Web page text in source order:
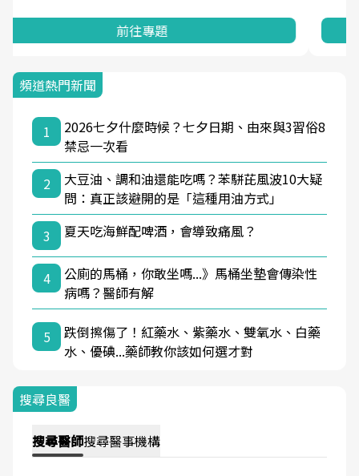
前往專題
頻道熱門新聞
1
2026七夕什麼時候？七夕日期、由來與3習俗8
禁忌一次看
2
大豆油、調和油還能吃嗎？苯駢芘風波10大疑
問：真正該避開的是「這種用油方式」
3
夏天吃海鮮配啤酒，會導致痛風？
4
公廁的馬桶，你敢坐嗎...》馬桶坐墊會傳染性
病嗎？醫師有解
5
跌倒擦傷了！紅藥水、紫藥水、雙氧水、白藥
水、優碘...藥師教你該如何選才對
搜尋良醫
搜尋醫師搜尋醫事機構